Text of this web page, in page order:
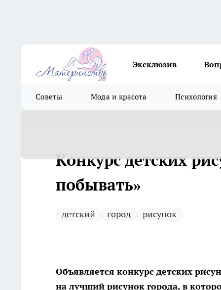
Эксклюзив
Советы Мода и красота Психология
Конкурс детских
побывать»
детский город рисунок
Объявляется конкурс детских
на лучший рисунок города, в